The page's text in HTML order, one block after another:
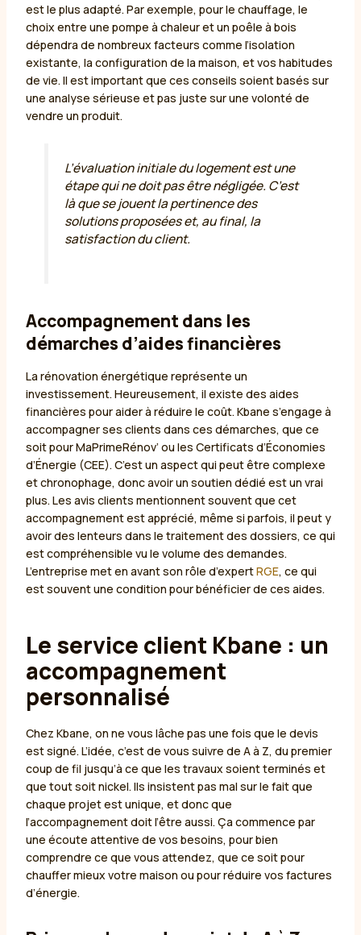
est le plus adapté. Par exemple, pour le chauffage, le
choix entre une pompe à chaleur et un poêle à bois
dépendra de nombreux facteurs comme l’isolation
existante, la configuration de la maison, et vos habitudes
de vie. Il est important que ces conseils soient basés sur
une analyse sérieuse et pas juste sur une volonté de
vendre un produit.
L’évaluation initiale du logement est une
étape qui ne doit pas être négligée. C’est
là que se jouent la pertinence des
solutions proposées et, au final, la
satisfaction du client.
Accompagnement dans les
démarches d’aides financières
La rénovation énergétique représente un
investissement. Heureusement, il existe des aides
financières pour aider à réduire le coût. Kbane s’engage à
accompagner ses clients dans ces démarches, que ce
soit pour MaPrimeRénov’ ou les Certificats d’Économies
d’Énergie (CEE). C’est un aspect qui peut être complexe
et chronophage, donc avoir un soutien dédié est un vrai
plus. Les avis clients mentionnent souvent que cet
accompagnement est apprécié, même si parfois, il peut y
avoir des lenteurs dans le traitement des dossiers, ce qui
est compréhensible vu le volume des demandes.
L’entreprise met en avant son rôle d’expertRGE, ce qui
est souvent une condition pour bénéficier de ces aides.
Le service client Kbane : un
accompagnement
personnalisé
Chez Kbane, on ne vous lâche pas une fois que le devis
est signé. L’idée, c’est de vous suivre de A à Z, du premier
coup de fil jusqu’à ce que les travaux soient terminés et
que tout soit nickel. Ils insistent pas mal sur le fait que
chaque projet est unique, et donc que
l’accompagnement doit l’être aussi. Ça commence par
une écoute attentive de vos besoins, pour bien
comprendre ce que vous attendez, que ce soit pour
chauffer mieux votre maison ou pour réduire vos factures
d’énergie.